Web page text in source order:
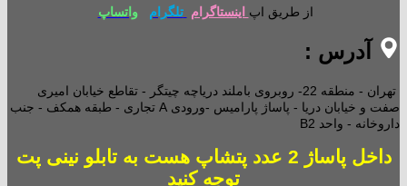
از طریق اپ اینستاگرام تلگرام واتساپ
آدرس :
تهران - منطقه 22- روبروی باملند دریاچه چیتگر - تقاطع خیابان امیری
صفت و خیابان دریا - پاساژ پارامیس -ورودی A تجاری -
طبقه همکف - جنب
داروخانه - واحد B2
داخل پاساژ 2 عدد پتشاپ هست به تابلو نینی پت
توجه کنید